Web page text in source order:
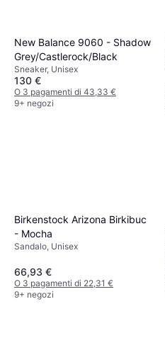
New Balance 9060 - Shadow
Grey/Castlerock/Black
Sneaker, Unisex
130 €
O 3 pagamenti di 43,33 €
9+ negozi
Birkenstock Arizona Birkibuc
- Mocha
Sandalo, Unisex
66,93 €
O 3 pagamenti di 22,31 €
9+ negozi